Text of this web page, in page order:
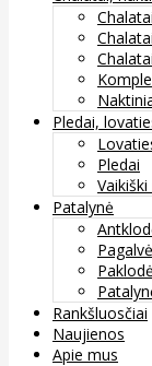
Pledai,
Pledai
Patalynė
Rankšluosčiai
Naujienos
Apie mus